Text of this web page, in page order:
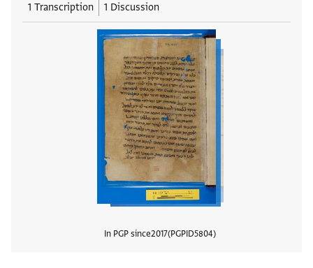
1 Transcription 1 Discussion
In PGP since2017 PGPID5804